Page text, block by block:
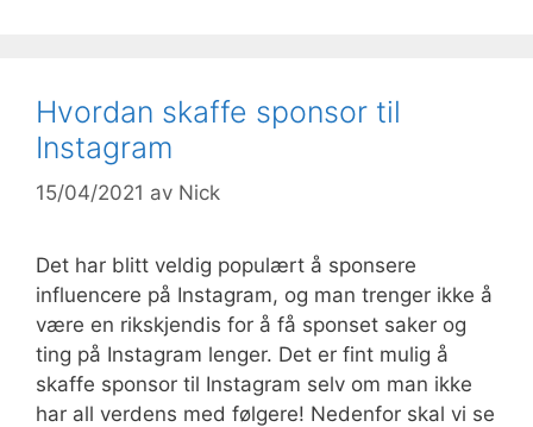
Hvordan skaffe sponsor til
Instagram
15/04/2021 av Nick
Det har blitt veldig populært å sponsere
influencere på Instagram, og man trenger ikke å
være en rikskjendis for å få sponset saker og
ting på Instagram lenger. Det er fint mulig å
skaffe sponsor til Instagram selv om man ikke
har all verdens med følgere! Nedenfor skal vi se